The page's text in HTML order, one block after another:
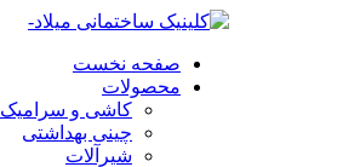
صفحه نخست
محصولات
کاشی و سرامیک
چینی بهداشتی
شیرآلات